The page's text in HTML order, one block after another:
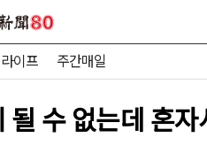
라이프 주간매일
수 없는데 혼